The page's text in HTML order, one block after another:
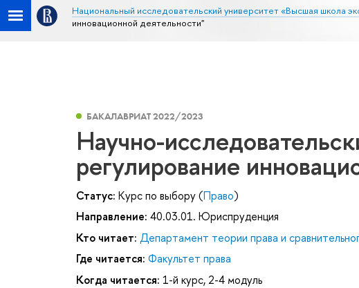
Национальный исследовательский университет «Высшая школа
инновационной деятельности"
БАКАЛАВРИАТ 2022/2023
Научно-
регулирование
Статус: Курс по выбору (Право)
Направление: 40.03.01. Юриспруденция
Кто читает: Департамент теории права и
Где читается: Факультет права
Когда читается: 1-й курс, 2-4 модуль